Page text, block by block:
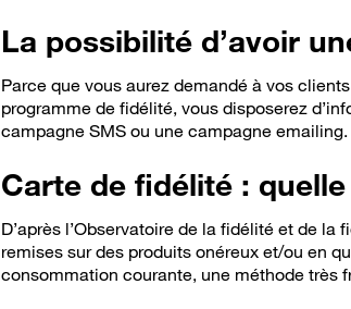
La possibilité d’avoir
Parce que vous aurez demandé à vos
programme de fidélité, vous disposerez
campagne SMS ou une campagne emailing.
Carte de fidélité :
D’après l’Observatoire de la fidélité et de
remises sur des produits onéreux et/ou en
consommation courante, une méthode très